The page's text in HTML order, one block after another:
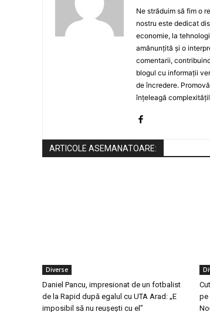
Ne străduim să fim o
nostru este dedicat
economie, la
amănunțită și o
comentarii,
blogul cu informații
de încredere.
înțeleagă
ARTICOLE ASEMANATOARE:
Diverse
Daniel Pancu, impresionat de un fotbalist
de la Rapid după egalul cu UTA Arad: „E
imposibil să nu reușești cu el”
pe